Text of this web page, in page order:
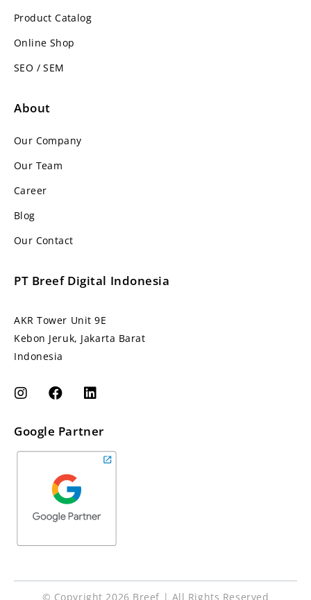
Product Catalog
Online Shop
SEO / SEM
About
Our Company
Our Team
Career
Blog
Our Contact
PT Breef Digital Indonesia
AKR Tower Unit 9E
Kebon Jeruk, Jakarta Barat
Indonesia
Google Partner
© Copyright 2026 Breef | All Rights Reserved